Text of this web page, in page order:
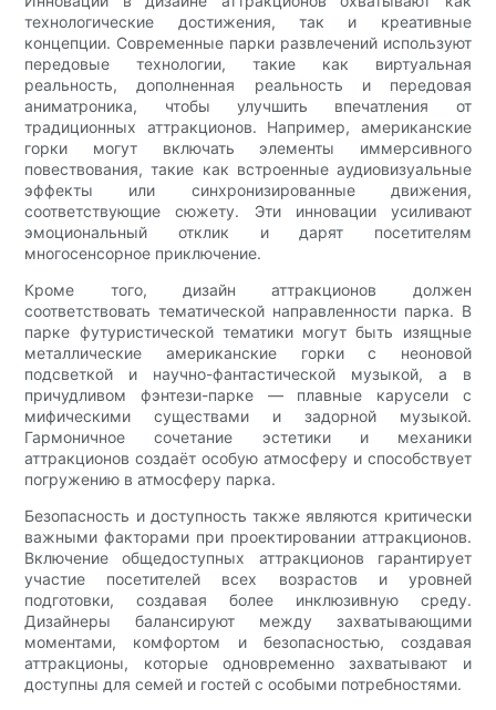
технологические достижения, так и креативные
концепции. Современные парки развлечений используют
передовые технологии, такие как виртуальная
реальность, дополненная реальность и передовая
аниматроника, чтобы улучшить впечатления от
традиционных аттракционов. Например, американские
горки могут включать элементы иммерсивного
повествования, такие как встроенные аудиовизуальные
эффекты или синхронизированные движения,
соответствующие сюжету. Эти инновации усиливают
эмоциональный отклик и дарят посетителям
многосенсорное приключение.
Кроме того, дизайн аттракционов должен
соответствовать тематической направленности парка. В
парке футуристической тематики могут быть изящные
металлические американские горки с неоновой
подсветкой и научно-фантастической музыкой, а в
причудливом фэнтези-парке — плавные карусели с
мифическими существами и задорной музыкой.
Гармоничное сочетание эстетики и механики
аттракционов создаёт особую атмосферу и способствует
погружению в атмосферу парка.
Безопасность и доступность также являются критически
важными факторами при проектировании аттракционов.
Включение общедоступных аттракционов гарантирует
участие посетителей всех возрастов и уровней
подготовки, создавая более инклюзивную среду.
Дизайнеры балансируют между захватывающими
моментами, комфортом и безопасностью, создавая
аттракционы, которые одновременно захватывают и
доступны для семей и гостей с особыми потребностями.